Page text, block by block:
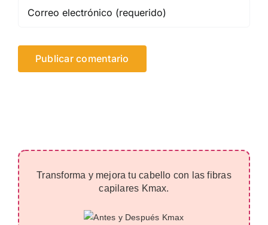
Transforma y mejora tu cabello con las fibras
capilares Kmax.